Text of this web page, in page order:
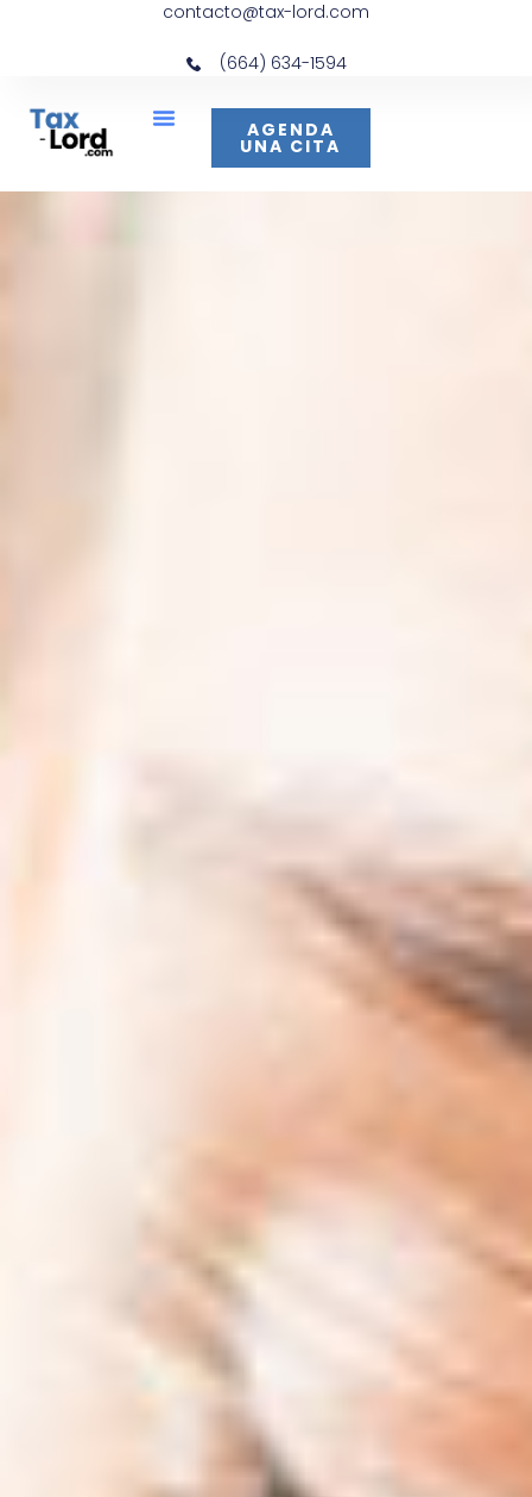
contacto@tax-lord.com
(664) 634-1594
AGENDA
UNA CITA